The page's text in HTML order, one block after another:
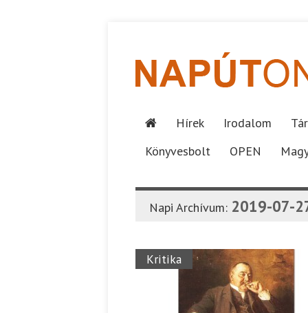
Hírek Irodalom
Könyvesbolt
OPEN
Napi Archívum: 2019-07-
Kritika